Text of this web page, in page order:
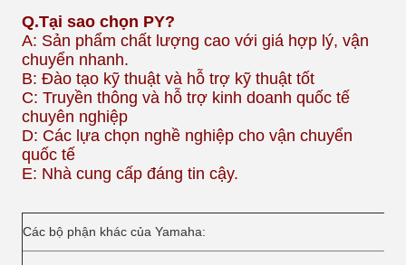
Q.Tại sao chọn PY?
A: Sản phẩm chất lượng cao với giá hợp lý, vận
chuyển nhanh.
B: Đào tạo kỹ thuật và hỗ trợ kỹ thuật tốt
C: Truyền thông và hỗ trợ kinh doanh quốc tế
chuyên nghiệp
D: Các lựa chọn nghề nghiệp cho vận chuyển
quốc tế
E: Nhà cung cấp đáng tin cậy.
Các bộ phận khác của Yamaha: